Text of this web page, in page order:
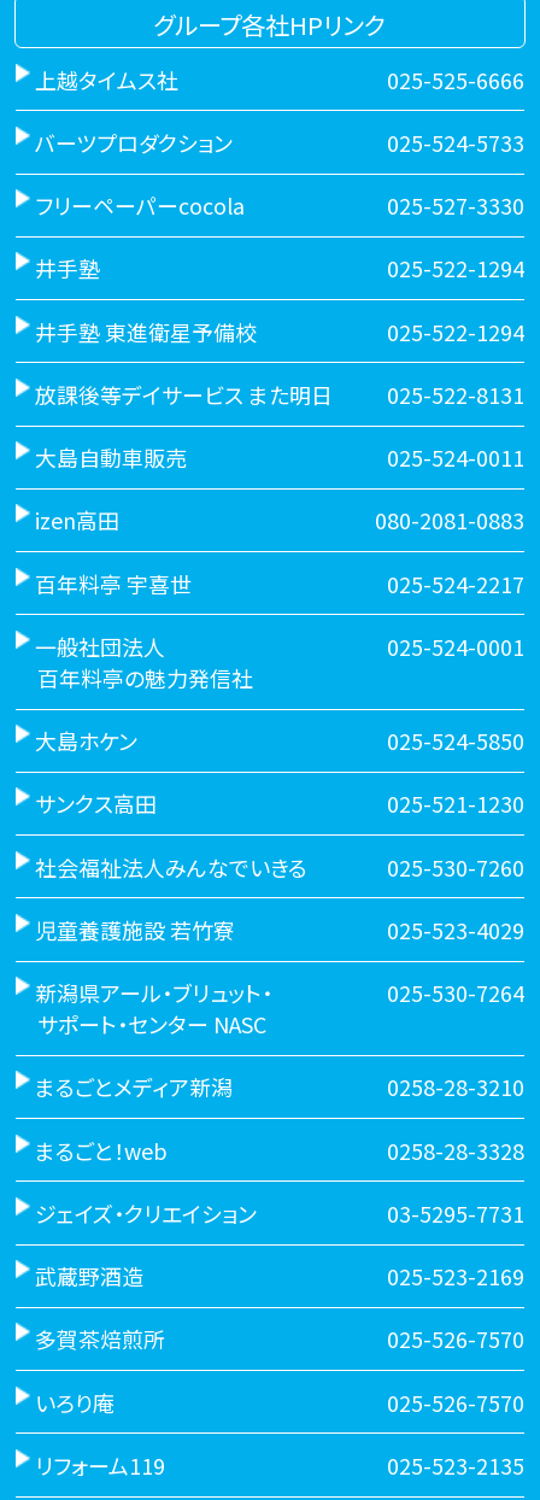
グループ各社HPリンク
上越タイムス社 025-525-6666
バーツプロダクション 025-524-5733
フリーペーパーcocola 025-527-3330
井手塾 025-522-1294
井手塾 東進衛星予備校 025-522-1294
放課後等デイサービス また明日 025-522-8131
大島自動車販売 025-524-0011
izen高田 080-2081-0883
百年料亭 宇喜世 025-524-2217
一般社団法人
百年料亭の魅力発信社
025-524-0001
大島ホケン 025-524-5850
サンクス高田 025-521-1230
社会福祉法人みんなでいきる 025-530-7260
児童養護施設 若竹寮 025-523-4029
新潟県アール・ブリュット・
サポート・センター NASC
025-530-7264
まるごとメディア新潟 0258-28-3210
まるごと！web 0258-28-3328
ジェイズ・クリエイション 03-5295-7731
武蔵野酒造 025-523-2169
多賀茶焙煎所 025-526-7570
いろり庵 025-526-7570
リフォーム119 025-523-2135